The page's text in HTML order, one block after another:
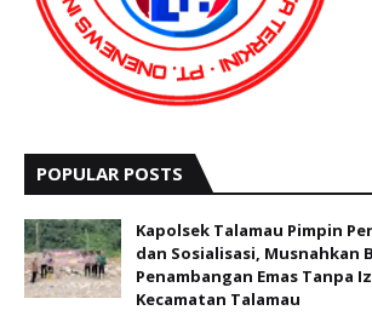
POPULAR POSTS
Kapolsek Talamau Pimpin
dan Sosialisasi, Musnahkan
Penambangan Emas Tanpa
Kecamatan Talamau